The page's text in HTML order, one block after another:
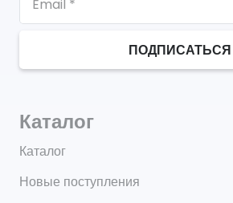
ПОДПИСАТЬСЯ
Каталог
Каталог
Новые поступления